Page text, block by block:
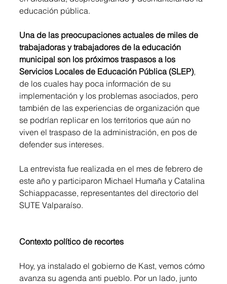
educación pública.
Una de las preocupaciones actuales de miles de
trabajadoras y trabajadores de la educación
municipal son los próximos traspasos a los
Servicios Locales de Educación Pública (SLEP),
de los cuales hay poca información de su
implementación y los problemas asociados, pero
también de las experiencias de organización que
se podrían replicar en los territorios que aún no
viven el traspaso de la administración, en pos de
defender sus intereses.
La entrevista fue realizada en el mes de febrero de
este año y participaron Michael Humaña y Catalina
Schiappacasse, representantes del directorio del
SUTE Valparaíso.
Contexto político de recortes
Hoy, ya instalado el gobierno de Kast, vemos cómo
avanza su agenda anti pueblo. Por un lado, junto